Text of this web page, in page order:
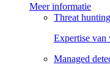
Meer informatie
Threat hunting
Expertise van
Managed